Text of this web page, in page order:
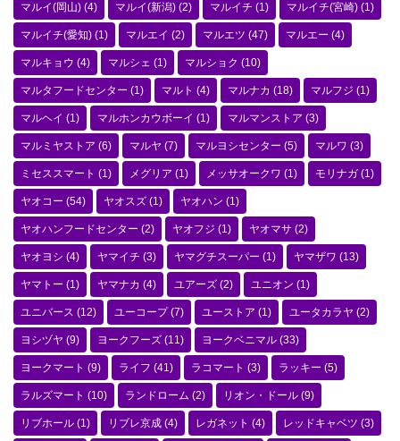
マルイ(岡山) (4) マルイ(新潟) (2) マルイチ (1) マルイチ(宮崎) (1)
マルイチ(愛知) (1) マルエイ (2) マルエツ (47) マルエー (4)
マルキョウ (4) マルシェ (1) マルショク (10)
マルタフードセンター (1) マルト (4) マルナカ (18) マルフジ (1)
マルヘイ (1) マルホンカウボーイ (1) マルマンストア (3)
マルミヤストア (6) マルヤ (7) マルヨシセンター (5) マルワ (3)
ミセススマート (1) メグリア (1) メッサオークワ (1) モリナガ (1)
ヤオコー (54) ヤオスズ (1) ヤオハン (1)
ヤオハンフードセンター (2) ヤオフジ (1) ヤオマサ (2)
ヤオヨシ (4) ヤマイチ (3) ヤマグチスーパー (1) ヤマザワ (13)
ヤマトー (1) ヤマナカ (4) ユアーズ (2) ユニオン (1)
ユニバース (12) ユーコープ(7) ユーストア (1) ユータカラヤ (2)
ヨシヅヤ (9) ヨークフーズ (11) ヨークベニマル (33)
ヨークマート (9) ライフ (41) ラコマート (3) ラッキー (5)
ラルズマート (10) ランドローム (2) リオン・ドール (9)
リブホール (1) リブレ京成 (4) レガネット (4) レッドキャベツ (3)